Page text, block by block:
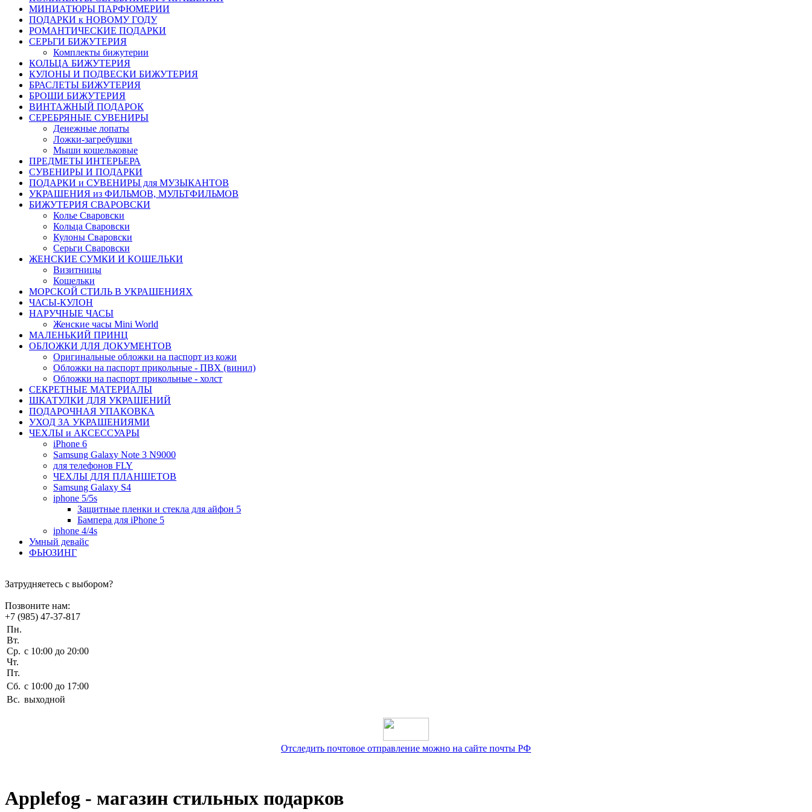
МИНИАТЮРЫ ПАРФЮМЕРИИ
ПОДАРКИ к НОВОМУ ГОДУ
РОМАНТИЧЕСКИЕ ПОДАРКИ
СЕРЬГИ БИЖУТЕРИЯ
Комплекты бижутерии
КОЛЬЦА БИЖУТЕРИЯ
КУЛОНЫ И ПОДВЕСКИ БИЖУТЕРИЯ
БРАСЛЕТЫ БИЖУТЕРИЯ
БРОШИ БИЖУТЕРИЯ
ВИНТАЖНЫЙ ПОДАРОК
СЕРЕБРЯНЫЕ СУВЕНИРЫ
Денежные лопаты
Ложки-загребушки
Мыши кошельковые
ПРЕДМЕТЫ ИНТЕРЬЕРА
СУВЕНИРЫ И ПОДАРКИ
ПОДАРКИ и СУВЕНИРЫ для МУЗЫКАНТОВ
УКРАШЕНИЯ из ФИЛЬМОВ, МУЛЬТФИЛЬМОВ
БИЖУТЕРИЯ СВАРОВСКИ
Колье Сваровски
Кольца Сваровски
Кулоны Сваровски
Серьги Сваровски
ЖЕНСКИЕ СУМКИ И КОШЕЛЬКИ
Визитницы
Кошельки
МОРСКОЙ СТИЛЬ В УКРАШЕНИЯХ
ЧАСЫ-КУЛОН
НАРУЧНЫЕ ЧАСЫ
Женские часы Mini World
МАЛЕНЬКИЙ ПРИНЦ
ОБЛОЖКИ ДЛЯ ДОКУМЕНТОВ
Оригинальные обложки на паспорт из кожи
Обложки на паспорт прикольные - ПВХ (винил)
Обложки на паспорт прикольные - холст
СЕКРЕТНЫЕ МАТЕРИАЛЫ
ШКАТУЛКИ ДЛЯ УКРАШЕНИЙ
ПОДАРОЧНАЯ УПАКОВКА
УХОД ЗА УКРАШЕНИЯМИ
ЧEХЛЫ и АКСЕССУАРЫ
iPhone 6
Samsung Galaxy Note 3 N9000
для телефонов FLY
ЧЕХЛЫ ДЛЯ ПЛАНШЕТОВ
Samsung Galaxy S4
iphone 5/5s
Защитные пленки и стекла для айфон 5
Бампера для iPhone 5
iphone 4/4s
Умный девайс
ФЬЮЗИНГ
Затрудняетесь с выбором?
Позвоните нам:
+7 (985) 47-37-817
Пн.
Вт.
Ср.
Чт.
Пт.
c 10:00 до 20:00
Сб. c 10:00 до 17:00
Вс. выходной
Отследить почтовое отправление можно на сайте почты РФ
Applefog - магазин стильных подарков